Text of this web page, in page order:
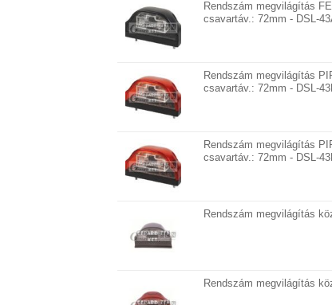
Rendszám megvilágítás
csavartáv.: 72mm - DSL-
Rendszám megvilágítás
csavartáv.: 72mm - DSL-
Rendszám megvilágítás
csavartáv.: 72mm - DSL-
Rendszám megvilágítás
Rendszám megvilágítás